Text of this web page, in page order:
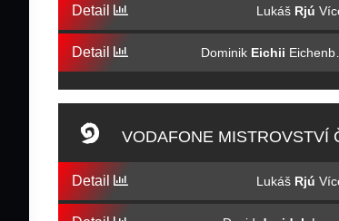
Detail Lukáš Rjú
Detail Dominik Eichii Eichenberger
VODAFONE MISTROVSTVÍ
Detail Lukáš Rjú